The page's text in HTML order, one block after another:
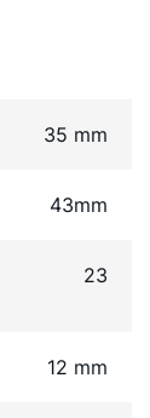
à
de
o bisel em
um
35 mm
43mm
23
12 mm